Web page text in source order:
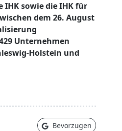
IHK sowie die IHK für
dem 26. August
Unternehmen
Holstein und
Bevorzugen